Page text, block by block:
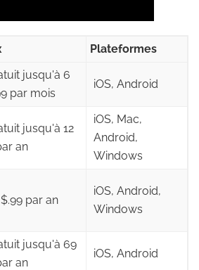
Plateformes
jusqu'à 6
par mois
iOS, Android
jusqu'à 12
an
iOS, Mac,
Android,
Windows
par an
iOS, Android,
Windows
jusqu'à 69
an
iOS, Android